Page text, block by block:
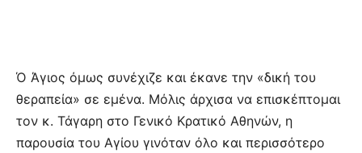
Ό Άγιος όμως συνέχιζε και έκανε την «δική του
θεραπεία» σε εμένα. Μόλις άρχισα να επισκέπτομαι
τον κ. Τάγαρη στο Γενικό Κρατικό Αθηνών, η
παρουσία του Αγίου γινόταν όλο και περισσότερο